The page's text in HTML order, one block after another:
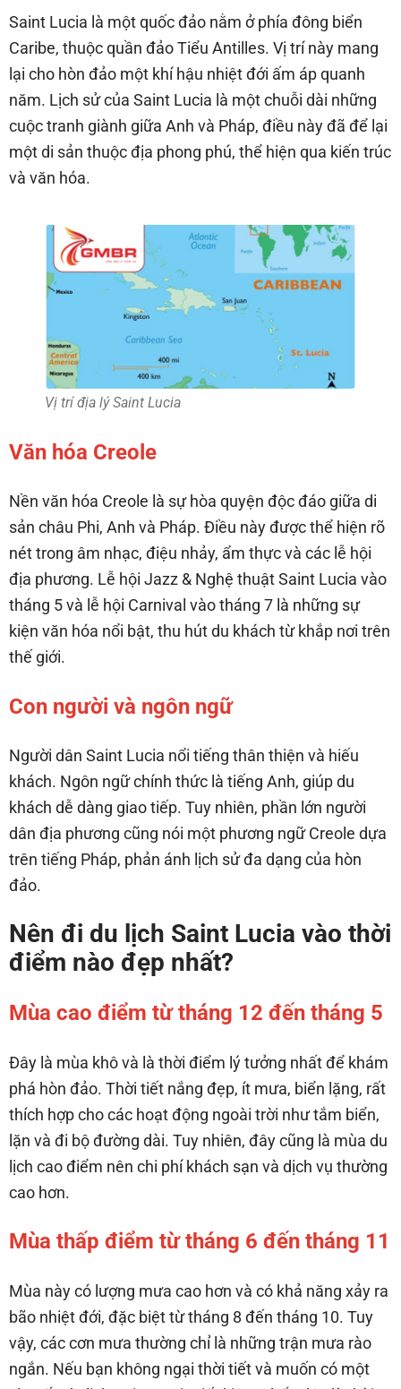
Saint Lucia là một quốc đảo nằm ở phía đông biển
Caribe, thuộc quần đảo Tiểu Antilles. Vị trí này mang
lại cho hòn đảo một khí hậu nhiệt đới ấm áp quanh
năm. Lịch sử của Saint Lucia là một chuỗi dài những
cuộc tranh giành giữa Anh và Pháp, điều này đã để lại
một di sản thuộc địa phong phú, thể hiện qua kiến trúc
và văn hóa.
Vị trí địa lý Saint Lucia
Văn hóa Creole
Nền văn hóa Creole là sự hòa quyện độc đáo giữa di
sản châu Phi, Anh và Pháp. Điều này được thể hiện rõ
nét trong âm nhạc, điệu nhảy, ẩm thực và các lễ hội
địa phương. Lễ hội Jazz & Nghệ thuật Saint Lucia vào
tháng 5 và lễ hội Carnival vào tháng 7 là những sự
kiện văn hóa nổi bật, thu hút du khách từ khắp nơi trên
thế giới.
Con người và ngôn ngữ
Người dân Saint Lucia nổi tiếng thân thiện và hiếu
khách. Ngôn ngữ chính thức là tiếng Anh, giúp du
khách dễ dàng giao tiếp. Tuy nhiên, phần lớn người
dân địa phương cũng nói một phương ngữ Creole dựa
trên tiếng Pháp, phản ánh lịch sử đa dạng của hòn
đảo.
Nên đi du lịch Saint Lucia vào thời
điểm nào đẹp nhất?
Mùa cao điểm từ tháng 12 đến tháng 5
Đây là mùa khô và là thời điểm lý tưởng nhất để khám
phá hòn đảo. Thời tiết nắng đẹp, ít mưa, biển lặng, rất
thích hợp cho các hoạt động ngoài trời như tắm biển,
lặn và đi bộ đường dài. Tuy nhiên, đây cũng là mùa du
lịch cao điểm nên chi phí khách sạn và dịch vụ thường
cao hơn.
Mùa thấp điểm từ tháng 6 đến tháng 11
Mùa này có lượng mưa cao hơn và có khả năng xảy ra
bão nhiệt đới, đặc biệt từ tháng 8 đến tháng 10. Tuy
vậy, các cơn mưa thường chỉ là những trận mưa rào
ngắn. Nếu bạn không ngại thời tiết và muốn có một